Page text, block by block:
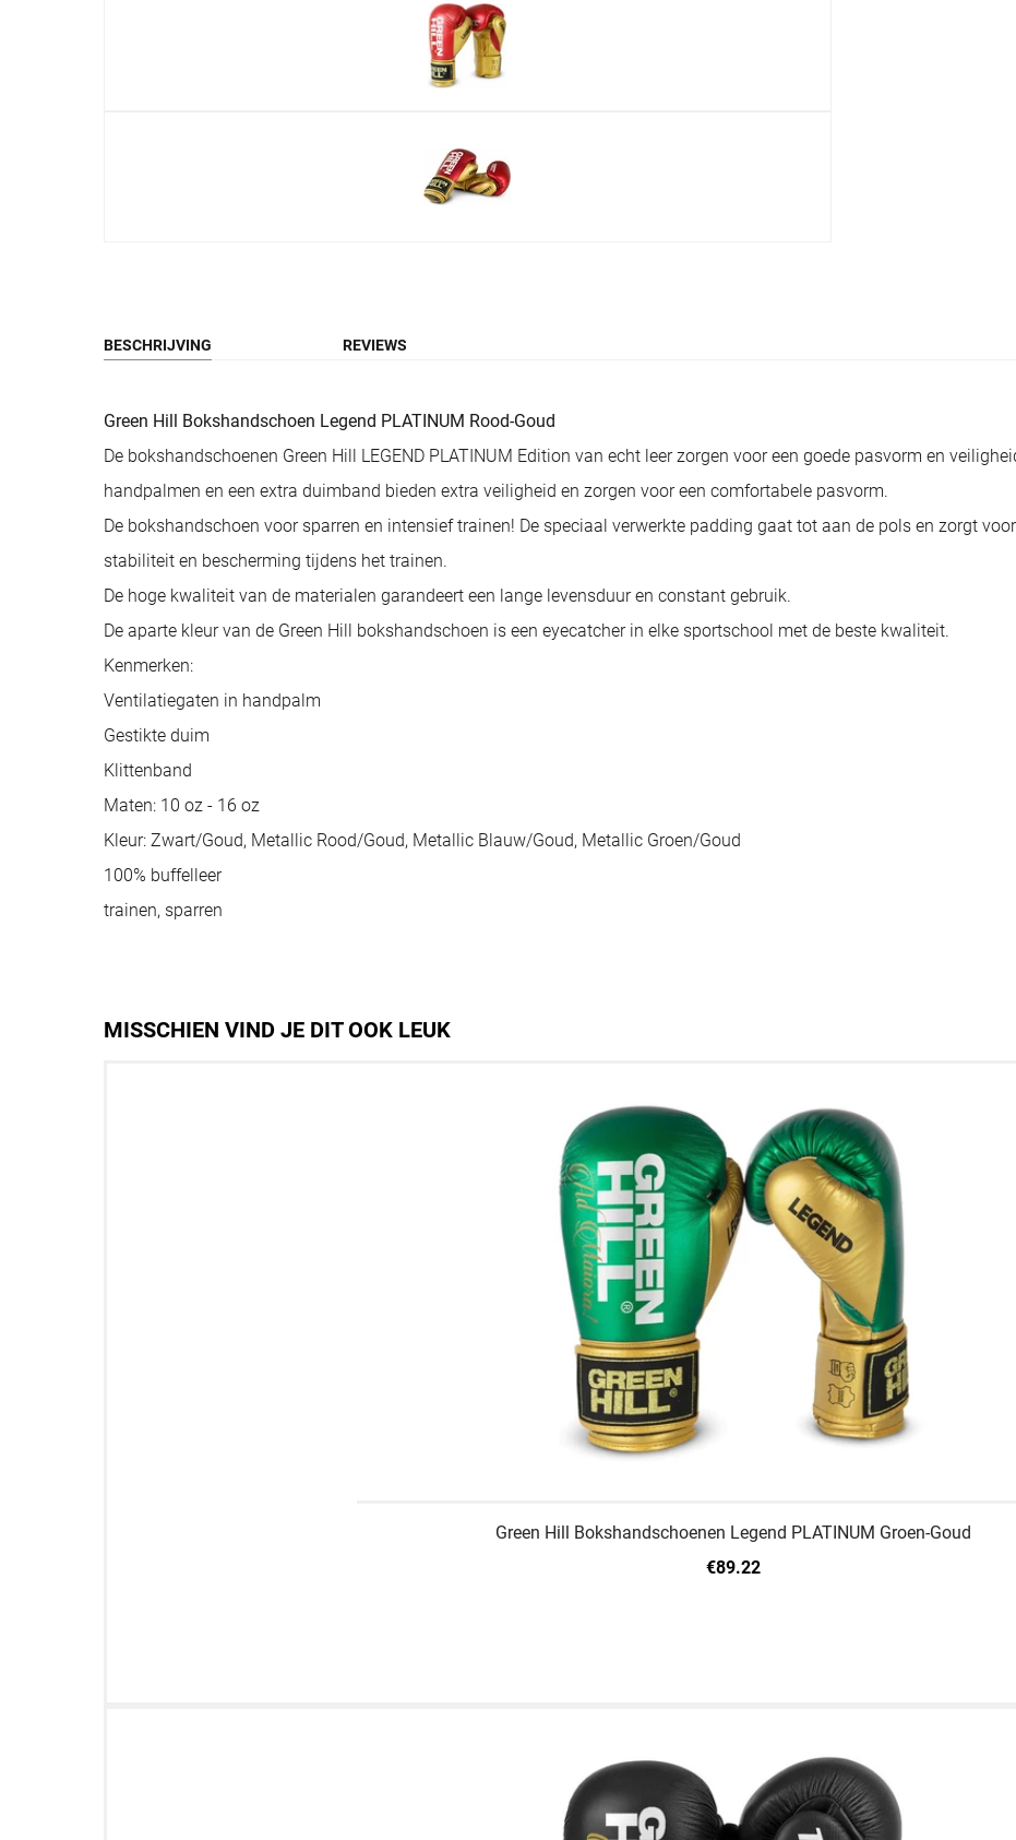
BESCHRIJVING REVIEWS
Green Hill Bokshandschoen Legend PLATINUM Rood-Goud
De bokshandschoenen Green Hill LEGEND PLATINUM Edition van echt leer zorgen voor een goede pasvorm en
handpalmen en een extra duimband bieden extra veiligheid en zorgen voor een comfortabele pasvorm.
De bokshandschoen voor sparren en intensief trainen! De speciaal verwerkte padding gaat tot aan de pols en zorgt
stabiliteit en bescherming tijdens het trainen.
De hoge kwaliteit van de materialen garandeert een lange levensduur en constant gebruik.
De aparte kleur van de Green Hill bokshandschoen is een eyecatcher in elke sportschool met de beste kwaliteit.
Kenmerken:
Ventilatiegaten in handpalm
Gestikte duim
Klittenband
Maten: 10 oz - 16 oz
Kleur: Zwart/Goud, Metallic Rood/Goud, Metallic Blauw/Goud, Metallic Groen/Goud
100% buffelleer
trainen, sparren
MISSCHIEN VIND JE DIT OOK LEUK
Green Hill Bokshandschoenen Legend PLATINUM Groen-Goud
€89.22
12 OZ 16 OZ